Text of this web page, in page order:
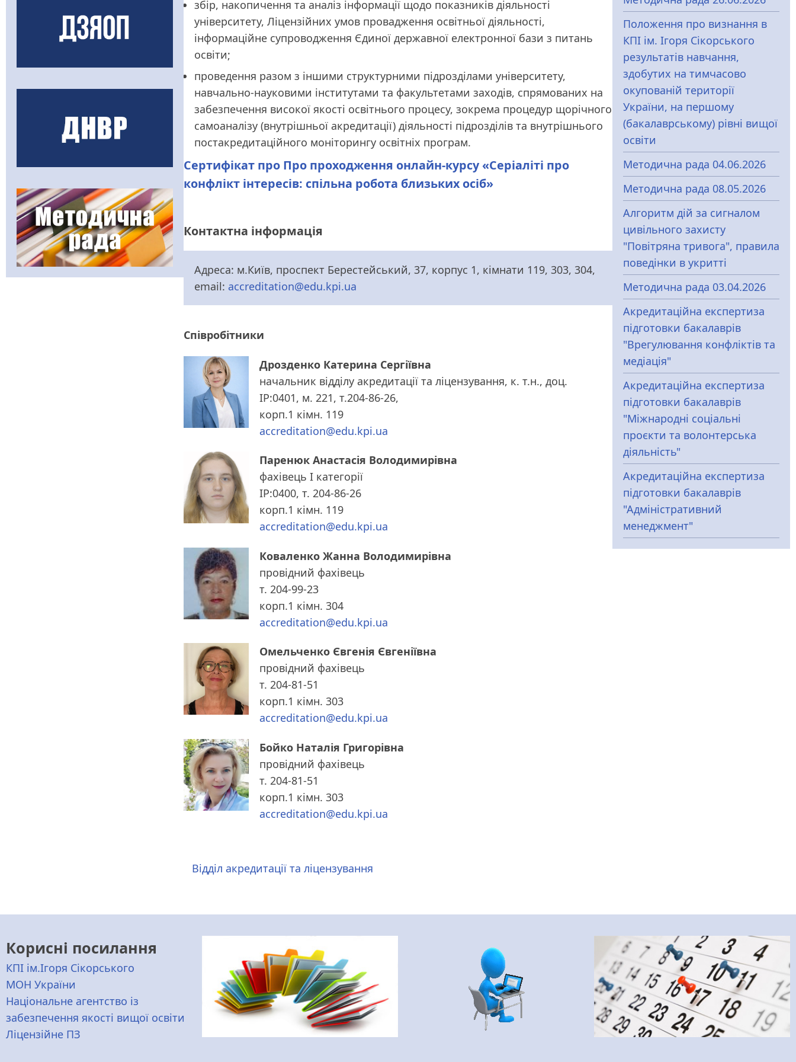
збір, накопичення та аналіз інформації щодо показників діяльності
університету, Ліцензійних умов провадження освітньої діяльності,
інформаційне супроводження Єдиної державної електронної бази з питань
освіти;
проведення разом з іншими структурними підрозділами університету,
навчально-науковими інститутами та факультетами заходів, спрямованих на
забезпечення високої якості освітнього процесу, зокрема процедур щорічного
самоаналізу (внутрішньої акредитації) діяльності підрозділів та внутрішнього
постакредитаційного моніторингу освітніх програм.
Сертифікат про Про проходження онлайн-курсу «Серіаліті про
конфлікт інтересів: спільна робота близьких осіб»
Контактна інформація
Адреса: м.Київ, проспект Берестейський, 37, корпус 1, кімнати 119, 303, 304,
email: accreditation@edu.kpi.ua
Співробітники
Дрозденко Катерина Сергіївна
начальник відділу акредитації та ліцензування, к. т.н., доц.
IP:0401, м. 221, т.204-86-26,
корп.1 кімн. 119
accreditation@edu.kpi.ua
Паренюк Анастасія Володимирівна
фахівець І категорії
IP:0400, т. 204-86-26
корп.1 кімн. 119
accreditation@edu.kpi.ua
Коваленко Жанна Володимирівна
провідний фахівець
т. 204-99-23
корп.1 кімн. 304
accreditation@edu.kpi.ua
Омельченко Євгенія Євгеніївна
провідний фахівець
т. 204-81-51
корп.1 кімн. 303
accreditation@edu.kpi.ua
Бойко Наталія Григорівна
провідний фахівець
т. 204-81-51
корп.1 кімн. 303
accreditation@edu.kpi.ua
Відділ акредитації та ліцензування
Положення про визнання в
КПІ ім. Ігоря Сікорського
результатів навчання,
здобутих на тимчасово
окупованій території
України, на першому
(бакалаврському) рівні вищої
освіти
Методична рада 04.06.2026
Методична рада 08.05.2026
Алгоритм дій за сигналом
цивільного захисту
"Повітряна тривога", правила
поведінки в укритті
Методична рада 03.04.2026
Акредитаційна експертиза
підготовки бакалаврів
"Врегулювання конфліктів та
медіація"
Акредитаційна експертиза
підготовки бакалаврів
"Міжнародні соціальні
проєкти та волонтерська
діяльність"
Акредитаційна експертиза
підготовки бакалаврів
"Адміністративний
менеджмент"
Корисні посилання
КПІ ім.Ігоря Сікорського
МОН України
Національне агентство із
забезпечення якості вищої освіти
Ліцензійне ПЗ